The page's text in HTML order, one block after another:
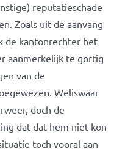
reputatieschade
Zoals uit de aanvang
de kantonrechter het
aanmerkelijk te gortig
van de
Weliswaar
doch de
dat dat hem niet kon
toch vooral aan